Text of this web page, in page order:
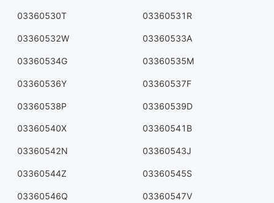
03360530T 03360531R
03360532W 03360533A
03360534G 03360535M
03360536Y 03360537F
03360538P 03360539D
03360540X 03360541B
03360542N 03360543J
03360544Z 03360545S
03360546Q 03360547V